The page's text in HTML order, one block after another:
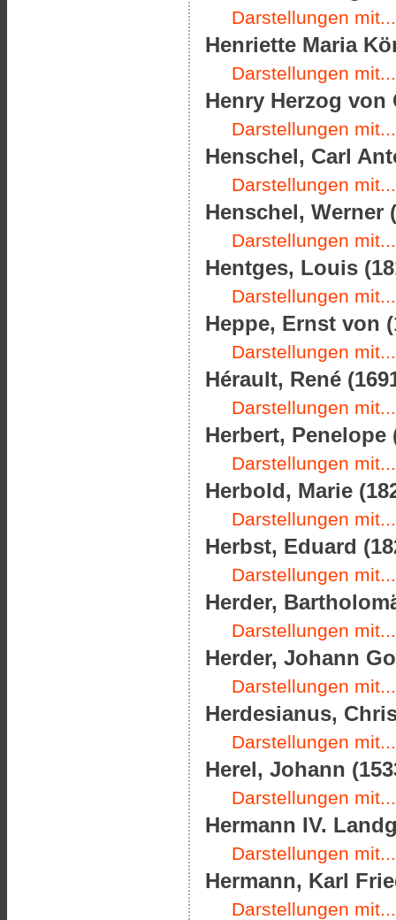
Darstellungen mit...
Henriette Maria
Darstellungen mit...
Henry Herzog von
Darstellungen mit...
Henschel, Carl
Darstellungen mit...
Henschel, Werner
Darstellungen mit...
Hentges, Louis
Darstellungen mit...
Heppe, Ernst von
Darstellungen mit...
Hérault, René
Darstellungen mit...
Herbert, Penelope
Darstellungen mit...
Herbold, Marie
Darstellungen mit...
Herbst, Eduard
Darstellungen mit...
Herder,
Darstellungen mit...
Herder, Johann
Darstellungen mit...
Herdesianus,
Darstellungen mit...
Herel, Johann
Darstellungen mit...
Hermann IV.
Darstellungen mit...
Hermann, Karl
Darstellungen mit...